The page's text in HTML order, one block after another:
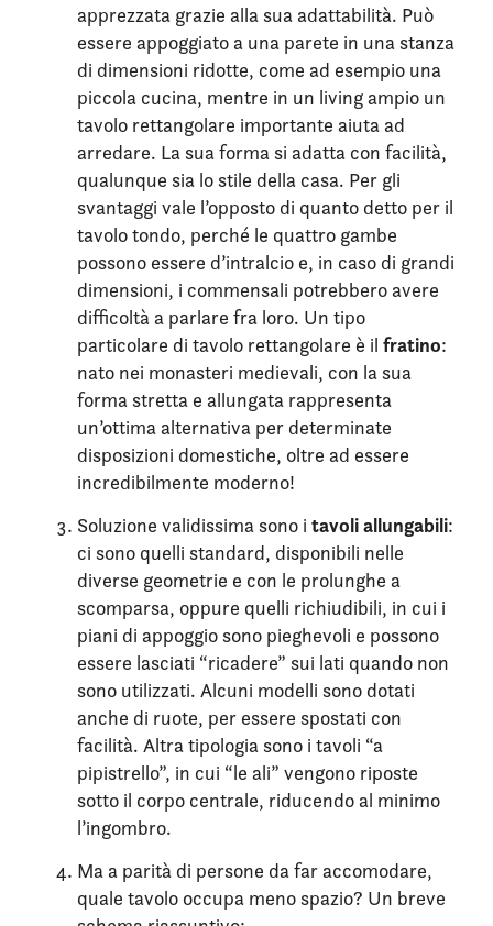
apprezzata grazie alla sua adattabilità. Può
essere appoggiato a una parete in una stanza
di dimensioni ridotte, come ad esempio una
piccola cucina, mentre in un living ampio un
tavolo rettangolare importante aiuta ad
arredare. La sua forma si adatta con facilità,
qualunque sia lo stile della casa. Per gli
svantaggi vale l’opposto di quanto detto per il
tavolo tondo, perché le quattro gambe
possono essere d’intralcio e, in caso di grandi
dimensioni, i commensali potrebbero avere
difficoltà a parlare fra loro. Un tipo
particolare di tavolo rettangolare è il fratino:
nato nei monasteri medievali, con la sua
forma stretta e allungata rappresenta
un’ottima alternativa per determinate
disposizioni domestiche, oltre ad essere
incredibilmente moderno!
Soluzione validissima sono i tavoli allungabili:
ci sono quelli standard, disponibili nelle
diverse geometrie e con le prolunghe a
scomparsa, oppure quelli richiudibili, in cui i
piani di appoggio sono pieghevoli e possono
essere lasciati “ricadere” sui lati quando non
sono utilizzati. Alcuni modelli sono dotati
anche di ruote, per essere spostati con
facilità. Altra tipologia sono i tavoli “a
pipistrello”, in cui “le ali” vengono riposte
sotto il corpo centrale, riducendo al minimo
l’ingombro.
Ma a parità di persone da far accomodare,
quale tavolo occupa meno spazio? Un breve